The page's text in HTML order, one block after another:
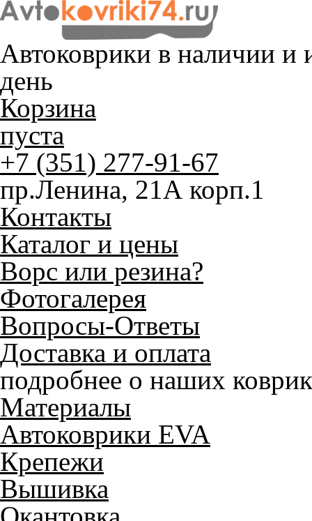
Автоковрики в наличии и
день
Корзина
пуста
+7 (351) 277-91-67
пр.Ленина, 21А корп.1
Контакты
Каталог и цены
Ворс или резина?
Фотогалерея
Вопросы-Ответы
Доставка и оплата
подробнее о наших
Материалы
Автоковрики EVA
Крепежи
Вышивка